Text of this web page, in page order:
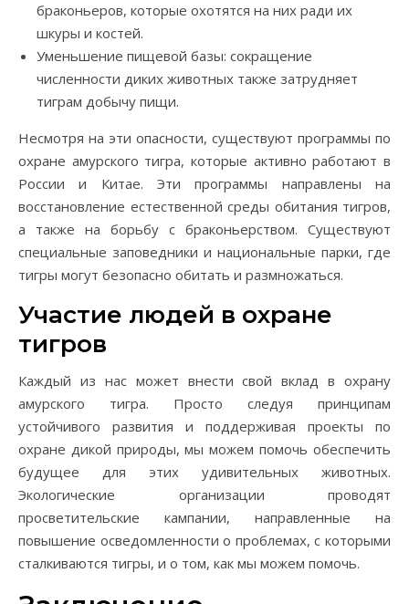
браконьеров, которые охотятся на них ради их
шкуры и костей.
Уменьшение пищевой базы: сокращение
численности диких животных также затрудняет
тиграм добычу пищи.
Несмотря на эти опасности, существуют программы по
охране амурского тигра, которые активно работают в
России и Китае. Эти программы направлены на
восстановление естественной среды обитания тигров,
а также на борьбу с браконьерством. Существуют
специальные заповедники и национальные парки, где
тигры могут безопасно обитать и размножаться.
Участие людей в охране
тигров
Каждый из нас может внести свой вклад в охрану
амурского тигра. Просто следуя принципам
устойчивого развития и поддерживая проекты по
охране дикой природы, мы можем помочь обеспечить
будущее для этих удивительных животных.
Экологические организации проводят
просветительские кампании, направленные на
повышение осведомленности о проблемах, с которыми
сталкиваются тигры, и о том, как мы можем помочь.